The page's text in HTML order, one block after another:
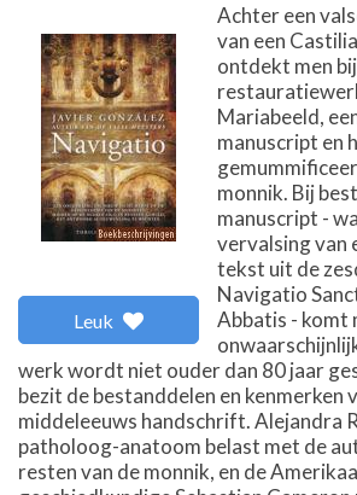
Leuk
Achter een
van een
ontdekt men bij
Mariabeeld,
manuscript en
monnik. Bij
manuscript -
vervalsing van
tekst uit de
Navigatio
Abbatis - komt
werk wordt niet ouder dan 80 jaar
bezit de bestanddelen en kenmerken
middeleeuws handschrift. Alejandra
patholoog-anatoom belast met de
resten van de monnik, en de